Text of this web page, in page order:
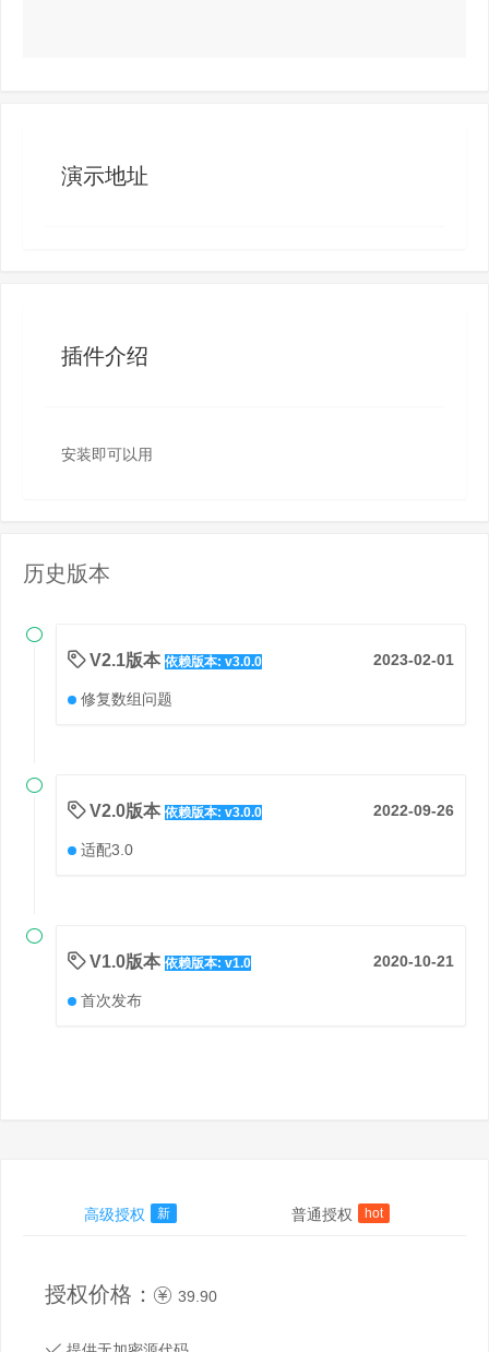
演示地址
插件介绍
安装即可以用
历史版本

V2.1版本 依赖版本: v3.0.0 2023-02-01
修复数组问题

V2.0版本 依赖版本: v3.0.0 2022-09-26
适配3.0

V1.0版本 依赖版本: v1.0 2020-10-21
首次发布
高级授权 新 普通授权 hot
授权价格： 39.90